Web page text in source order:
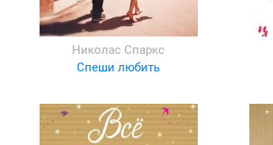
Николас Спаркс
Спеши любить